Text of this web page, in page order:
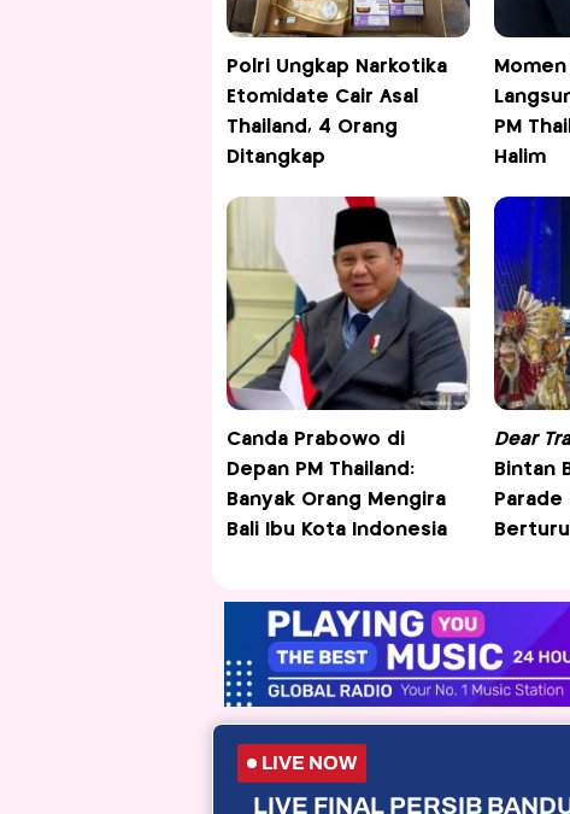
Polri Ungkap Narkotika
Etomidate Cair Asal
Thailand, 4 Orang
Ditangkap
PM
Halim
Canda Prabowo di
Depan PM Thailand:
Banyak Orang Mengira
Bali Ibu Kota Indonesia
Dear
Bintan
LIVE NOW
LIVE FINAL PERSIB